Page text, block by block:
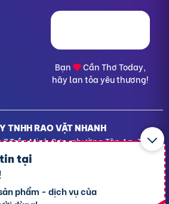
tại
phẩm - dịch vụ của
Bạn
Cần Thơ Today,
hãy lan tỏa yêu thương!
TNHH RAO VẶT NHANH
Trần Minh Sơn, phường Tân An, TP.
Cần Thơ
– Ngày cấp: 24/01/2022 - Cơ
ký kinh doanh – Sở kế hoạch và
tư TP. Cần Thơ